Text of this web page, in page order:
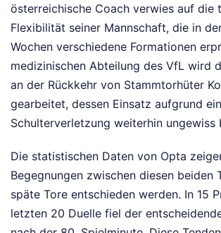
österreichische Coach verwies auf die
Flexibilität seiner Mannschaft, die in
Wochen verschiedene Formationen
medizinischen Abteilung des VfL wird
an der Rückkehr von Stammtorhüter
gearbeitet, dessen Einsatz aufgrund
Schulterverletzung weiterhin ungewiss
Die statistischen Daten von Opta
Begegnungen zwischen diesen beiden
späte Tore entschieden werden. In 15
letzten 20 Duelle fiel der